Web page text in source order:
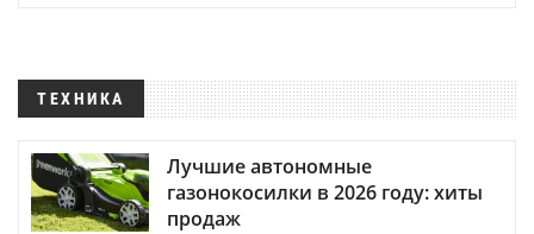
ТЕХНИКА
Лучшие автономные
газонокосилки в 2026 году: хиты
продаж